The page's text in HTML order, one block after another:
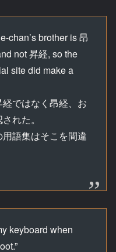
chan’s brother is 昂
not 昇経, so the
site did make a
ではなく昂経、お
れた。
語集はそこを間違
keyboard when